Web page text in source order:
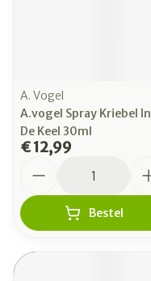
A. Vogel
A.vogel Spray Kriebel In
De Keel 30ml
€ 12,99
Bestel